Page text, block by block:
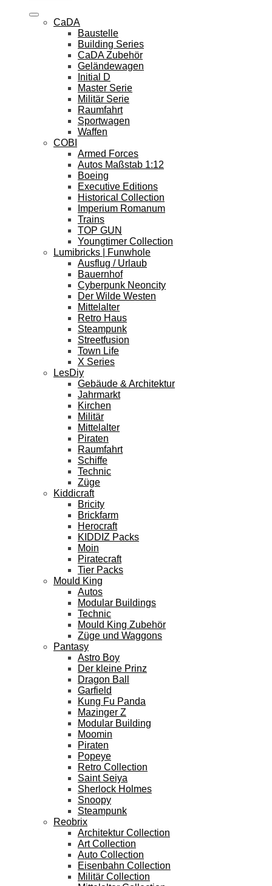
CaDA
Baustelle
Building Series
CaDA Zubehör
Geländewagen
Initial D
Master Serie
Militär Serie
Raumfahrt
Sportwagen
Waffen
COBI
Armed Forces
Autos Maßstab 1:12
Boeing
Executive Editions
Historical Collection
Imperium Romanum
Trains
TOP GUN
Youngtimer Collection
Lumibricks | Funwhole
Ausflug / Urlaub
Bauernhof
Cyberpunk Neoncity
Der Wilde Westen
Mittelalter
Retro Haus
Steampunk
Streetfusion
Town Life
X Series
LesDiy
Gebäude & Architektur
Jahrmarkt
Kirchen
Militär
Mittelalter
Piraten
Raumfahrt
Schiffe
Technic
Züge
Kiddicraft
Bricity
Brickfarm
Herocraft
KIDDIZ Packs
Moin
Piratecraft
Tier Packs
Mould King
Autos
Modular Buildings
Technic
Mould King Zubehör
Züge und Waggons
Pantasy
Astro Boy
Der kleine Prinz
Dragon Ball
Garfield
Kung Fu Panda
Mazinger Z
Modular Building
Moomin
Piraten
Popeye
Retro Collection
Saint Seiya
Sherlock Holmes
Snoopy
Steampunk
Reobrix
Architektur Collection
Art Collection
Auto Collection
Eisenbahn Collection
Militär Collection